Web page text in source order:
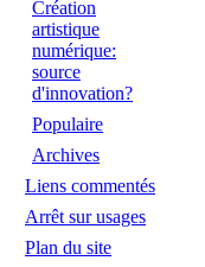
Création
artistique
numérique:
source
d'innovation?
Populaire
Archives
Liens commentés
Arrêt sur usages
Plan du site